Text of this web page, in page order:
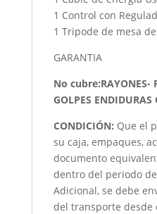
1 Control con
1 Tripode de mesa
GARANTIA
No cubre:RAYONES-
GOLPES
CONDICIÓN: Que el
su caja, empaques,
documento
dentro del periodo
Adicional, se debe
del transporte desde